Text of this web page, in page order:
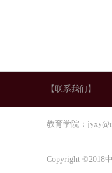
【联系我们】
教育学院：
Copyright ©2018